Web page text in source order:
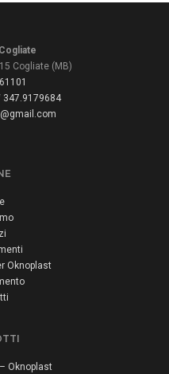
Cogliate (MB)
347.9179684
Oknoplast
Oknoplast